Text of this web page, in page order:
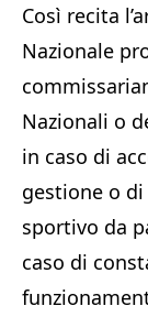
Così recita
Nazionale
Nazionali o
in caso di
gestione o
sportivo da
caso di